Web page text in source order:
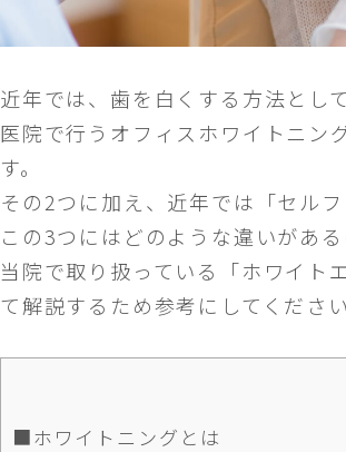
近年では、歯を白くする方法とし
医院で行うオフィスホワイトニン
す。
その2つに加え、近年では「セル
この3つにはどのような違いがある
当院で取り扱っている「ホワイト
て解説するため参考にしてください
■ホワイトニングとは